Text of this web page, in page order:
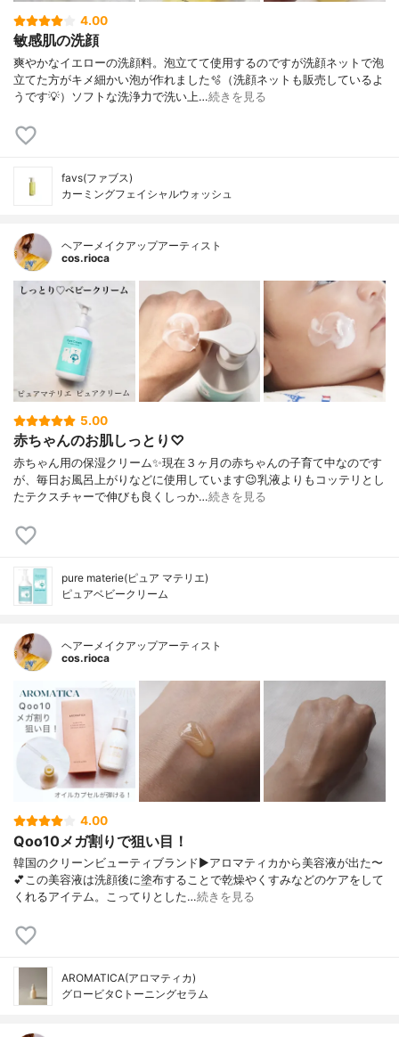
4.00
敏感肌の洗顔
爽やかなイエローの洗顔料。泡立てて使用するのですが洗顔ネットで泡
立てた方がキメ細かい泡が作れました🫧（洗顔ネットも販売しているよ
うです💡）ソフトな洗浄力で洗い上…続きを見る
favs(ファブス)
カーミングフェイシャルウォッシュ
ヘアーメイクアップアーティスト
cos.rioca
5.00
赤ちゃんのお肌しっとり♡
赤ちゃん用の保湿クリーム✨現在３ヶ月の赤ちゃんの子育て中なのです
が、毎日お風呂上がりなどに使用しています😉乳液よりもコッテリとし
たテクスチャーで伸びも良くしっか…続きを見る
pure materie(ピュア マテリエ)
ピュアベビークリーム
ヘアーメイクアップアーティスト
cos.rioca
4.00
Qoo10メガ割りで狙い目！
韓国のクリーンビューティブランド▶︎アロマティカから美容液が出た〜
💕この美容液は洗顔後に塗布することで乾燥やくすみなどのケアをして
くれるアイテム。こってりとした…続きを見る
AROMATICA(アロマティカ)
グロービタCトーニングセラム